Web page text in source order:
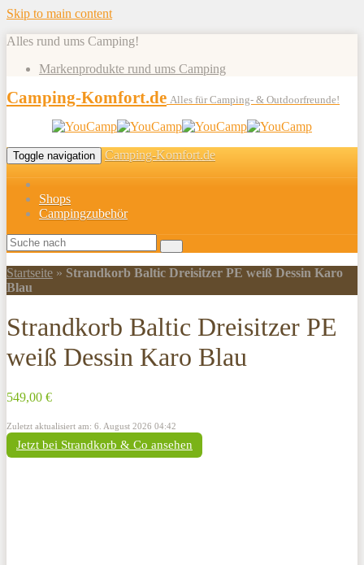
Skip to main content
Alles rund ums Camping!
Markenprodukte rund ums Camping
Camping-Komfort.de Alles für Camping- & Outdoorfreunde!
Toggle navigation Camping-Komfort.de
Shops
Campingzubehör
Startseite » Strandkorb Baltic Dreisitzer PE weiß Dessin Karo
Blau
Strandkorb Baltic Dreisitzer PE
weiß Dessin Karo Blau
549,00 €
Zuletzt aktualisiert am: 6. August 2026 04:42
Jetzt bei Strandkorb & Co ansehen